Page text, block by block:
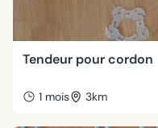
Tendeur pour cordon
1 mois 3km